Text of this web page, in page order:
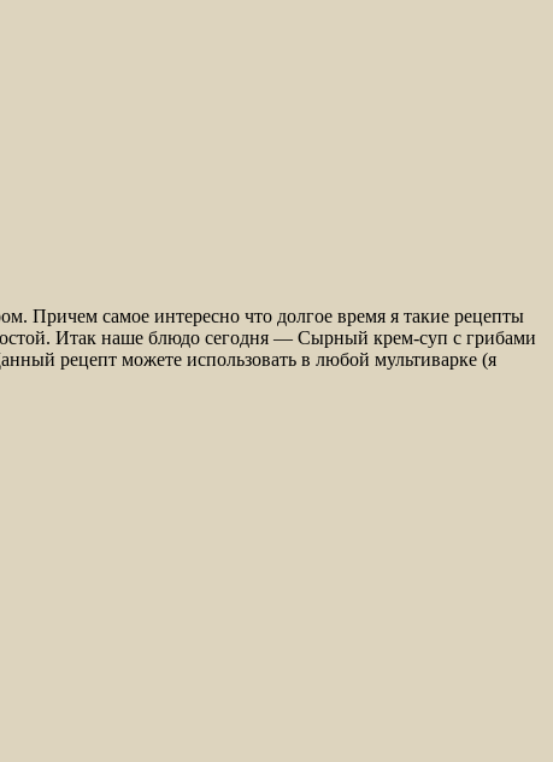
Причем самое интересно что долгое время я такие рецепты
Итак наше блюдо сегодня — Сырный крем-суп с грибами
рецепт можете использовать в любой мультиварке (я